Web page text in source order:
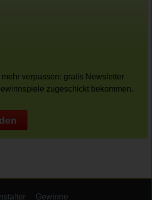
verpassen: gratis Newsletter
zugeschickt bekommen.
Gewinne